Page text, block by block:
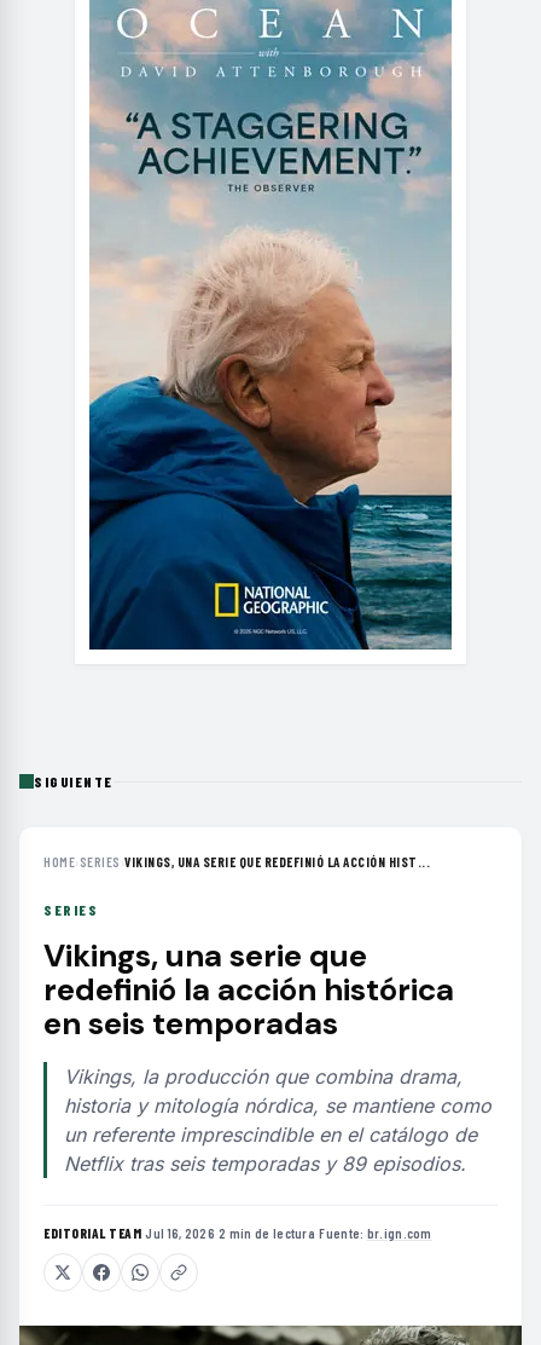
SIGUIENTE
HOME› SERIES ›VIKINGS, UNA SERIE QUE REDEFINIÓ LA ACCIÓN HIST...
SERIES
Vikings, una serie que
redefinió la acción histórica
en seis temporadas
Vikings, la producción que combina drama,
historia y mitología nórdica, se mantiene como
un referente imprescindible en el catálogo de
Netflix tras seis temporadas y 89 episodios.
EDITORIAL TEAM·Jul 16, 2026·2 min de lectura·Fuente: br.ign.com